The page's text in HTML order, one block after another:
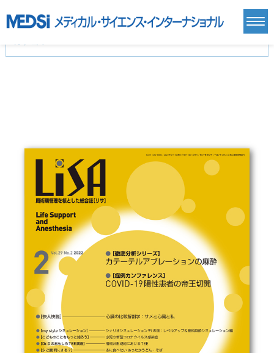
基礎医学(93)
基礎医学関連科学(80)
自然科学(25)
看護学(21)
医療技術(16)
歯科学(3)
保健・体育(1)
医学一般(91)